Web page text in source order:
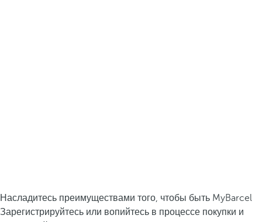
Насладитесь преимуществами того, чтобы быть MyBarcel
Зарегистрируйтесь или вопийтесь в процессе покупки и